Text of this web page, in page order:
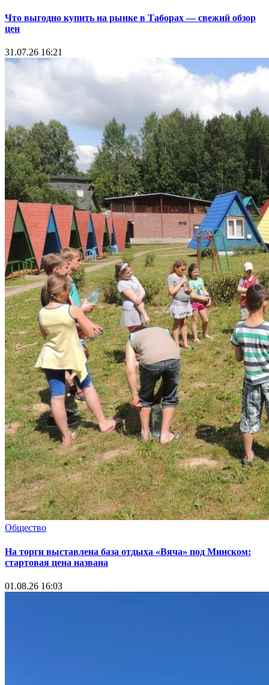
Что выгодно купить на рынке в Таборах — свежий обзор
цен
31.07.26 16:21
Общество
На торги выставлена база отдыха «Вяча» под Минском:
стартовая цена названа
01.08.26 16:03